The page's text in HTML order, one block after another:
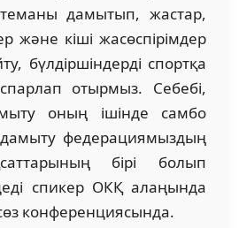
дамытып, жастар,
және кіші жасөспірімдер
бүлдіршіндерді спортқа
отырмыз. Себебі,
оның ішінде самбо
дамыту федерациямыздың
бірі болып
спикер ОКҚ алаңында
конференциясында.